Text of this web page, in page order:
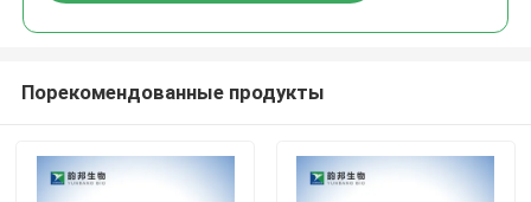
Порекомендованные продукты